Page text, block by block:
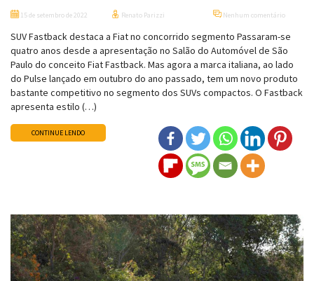
15 de setembro de 2022 Renato Parizzi Nenhum comentário
SUV Fastback destaca a Fiat no concorrido segmento Passaram-se
quatro anos desde a apresentação no Salão do Automóvel de São
Paulo do conceito Fiat Fastback. Mas agora a marca italiana, ao lado
do Pulse lançado em outubro do ano passado, tem um novo produto
bastante competitivo no segmento dos SUVs compactos. O Fastback
apresenta estilo (…)
CONTINUE LENDO